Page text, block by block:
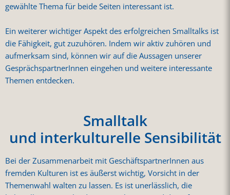
gewählte Thema für beide Seiten interessant ist.
Ein weiterer wichtiger Aspekt des erfolgreichen Smalltalks ist
die Fähigkeit, gut zuzuhören. Indem wir aktiv zuhören und
aufmerksam sind, können wir auf die Aussagen unserer
GesprächspartnerInnen eingehen und weitere interessante
Themen entdecken.
Smalltalk
und interkulturelle Sensibilität
Bei der Zusammenarbeit mit GeschäftspartnerInnen aus
fremden Kulturen ist es äußerst wichtig, Vorsicht in der
Themenwahl walten zu lassen. Es ist unerlässlich, die